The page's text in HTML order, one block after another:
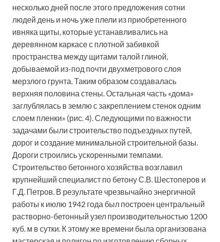
несколько дней после этого предложения сотни
людей день и ночь уже плели из приобретенного
ивняка щиты, которые устанавливались на
деревянном каркасе с плотной забивкой
пространства между щитами талой глиной,
добываемой из-под почти двухметрового слоя
мерзлого грунта. Таким образом создавалась
верхняя половина стены. Остальная часть «дома»
заглублялась в землю с закреплением стенок одним
слоем пленки» (рис. 4). Следующими по важности
задачами были строительство подъездных путей,
дорог и создание минимальной строительной базы.
Дороги строились ускоренными темпами.
Строительство бетонного хозяйства возглавил
крупнейший специалист по бетону С.В. Шестоперов и
Г.Д. Петров. В результате чрезвычайно энергичной
работы к июлю 1942 года был построен центральный
растворно-бетонный узел производительностью 1200
куб. м в сутки. К этому же времени была организована